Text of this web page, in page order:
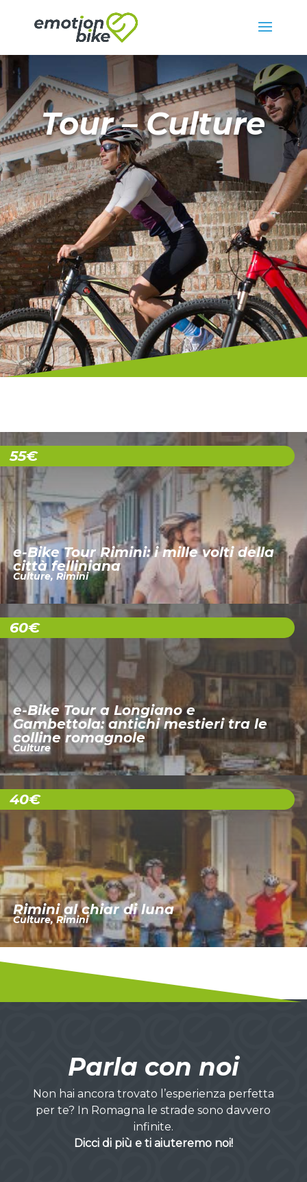
Tour – Culture
e-Bike Tour Rimini: i mille volti della
città felliniana
Culture, Rimini
55€
e-Bike Tour a Longiano e
Gambettola: antichi mestieri tra le
colline romagnole
Culture
60€
Rimini al chiar di luna
Culture,Rimini
40€
Parla con noi
Non hai ancora trovato l’esperienza perfetta
per te? In Romagna le strade sono davvero
infinite.
Dicci di più e ti aiuteremo noi!